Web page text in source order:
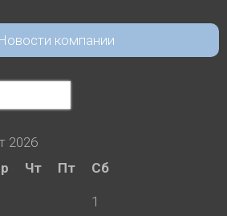
компании
2026
Чт Пт Сб
1